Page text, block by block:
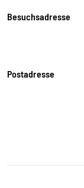
Besuchsadresse
Postadresse